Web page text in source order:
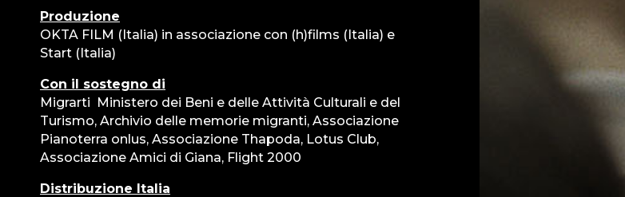
Produzione
OKTA FILM (Italia) in associazione con (h)films (Italia) e
Start (Italia)
Con il sostegno di
Migrarti ­ Ministero dei Beni e delle Attività Culturali e del
Turismo, Archivio delle memorie migranti, Associazione
Pianoterra onlus, Associazione Thapoda, Lotus Club,
Associazione Amici di Giana, Flight 2000
Distribuzione Italia